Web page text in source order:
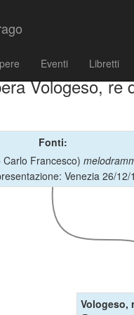
Eventi Libretti
Vologeso, re
Fonti:
Carlo Francesco)
Venezia 26/12/
Vologeso,